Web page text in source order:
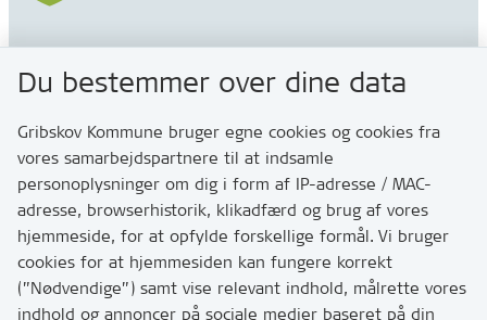
Gribskov Kommune
3200 Helsinge
Kontakt
Skriv til os via Digital Post
Har du brug for at komme i kontakt med os? Se her
hvordan
Tip os om huller i vejen eller andet
Du bestemmer over dine data
Gribskov Kommune bruger egne cookies og cookies fra
vores samarbejdspartnere til at indsamle
personoplysninger om dig i form af IP-adresse / MAC-
adresse, browserhistorik, klikadfærd og brug af vores
hjemmeside, for at opfylde forskellige formål. Vi bruger
cookies for at hjemmesiden kan fungere korrekt
(”Nødvendige”) samt vise relevant indhold, målrette vores
indhold og annoncer på sociale medier baseret på din